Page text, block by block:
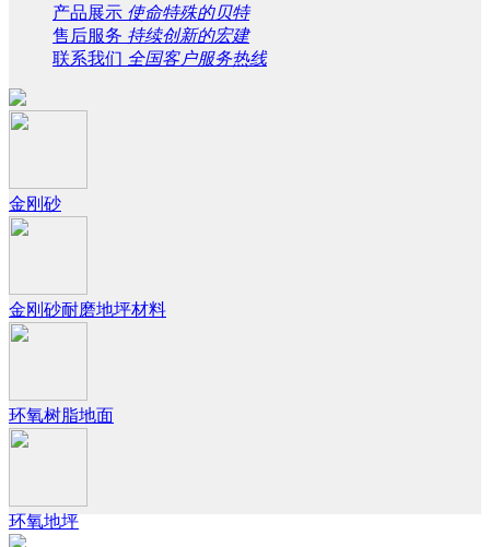
产品展示 使命特殊的贝特
售后服务 持续创新的宏建
联系我们 全国客户服务热线
金刚砂
金刚砂耐磨地坪材料
环氧树脂地面
环氧地坪